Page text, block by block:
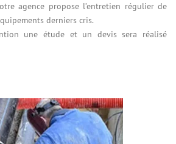
agence propose l’entretien régulier de
derniers cris.
une étude et un devis sera réalisé